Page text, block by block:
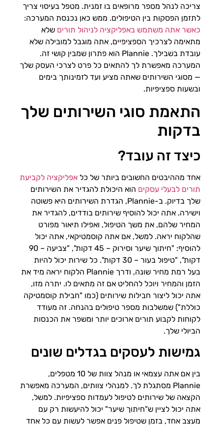
צריכה לנהל מספר מרופאים בו זמנית. מטפל בעיסוי צריך
לתזמן הפסקות בין הטיפולים. ממש כאן נכנסת המערכה:
כאשר אתה משתמש באפליקציה לניהול תורים שלא
מתאימה לצרכיך הספציפיים, אתה מוגבל למובילה שלא
עובדת בשבילך. Plannie הוא פתרון שמבין קושי זה.
המערכה מאפשרת לך להתאים כל פרט לצרכי העסק שלך
— מסוגי השירותים שאתה מציע ועד לזמינותך בימים
ובשעות ספציפיות.
התאמת סוגי השירותים שלך
בדקות
כיצד זה עובד?
אחד מההיבטים החשובים ביותר של כל אפליקציה לקביעת
תורים לבעלי עסקים הוא היכולת להגדיר את השירותים
שלך בדיוק. ב-Plannie, הגדרת השירותים היא פשוטה
וישירה. אתה יכול להוסיף שירותים בודדים, להגדיר את
המחיר שלהם, את משך הטיפול, ואפילו תיאור מפורט
שהלקוח יראה. למשל, אם אתה קוסמטיקאי, אתה יכול
להוסיף: "חיתוך שיער וסירוק – 45 דקות", "צביעה – 90
דקות", "טיפול בעור – 30 דקות". כל שירות יכול להיות
בעל רמת מחיר שונה, ודרך Plannie הלקוח יראה מיד את
הזמן והמחיר ויוכל להחליט אם זה מתאים לו. יתרה מזו,
אתה יכול ליצור חבילות שירותים (כמו "חבילת קוסמטיקה
כוללת") שמשלבות מספר טיפולים בהנחה. זה מעודד
לקוחות לקבוע תורים ארוכים יותר ומשפר את הכנסות
הביולי שלך.
גמישות לעסקים בגדלים שונים
בין אם אתה עצמאי או מנהל צוות של 10 מטפלים,
Plannie מסתגלת לך. למנהלי צוותים, המערכה מאפשרת
הקצאה של שירותים לטיפול לעמדות ספציפיות. למשל,
אתה יכול לציין ש"חיתוך שיער" יכול להיעשות רק עם
מעצב אחד, בזמן שטיפול פנים אפשר לעשות עם כל אחד